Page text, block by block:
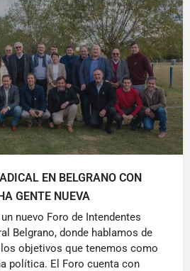
EN BELGRANO CON
GENTE NUEVA
nuevo Foro de Intendentes
Belgrano, donde hablamos de
objetivos que tenemos como
política. El Foro cuenta con